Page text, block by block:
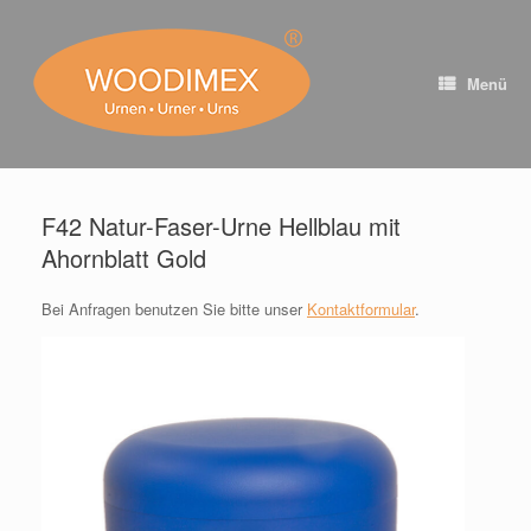
springen
Menü
F42 Natur-Faser-Urne Hellblau mit
Ahornblatt Gold
Bei Anfragen benutzen Sie bitte unser Kontaktformular.